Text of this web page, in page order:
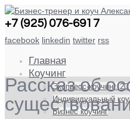
+7 (925) 076-6917
facebook linkedin twitter rss
Главная
Коучинг
Экспресс-коучинг.
Индивидуальный
Бизнес коучинг
Рассказ об